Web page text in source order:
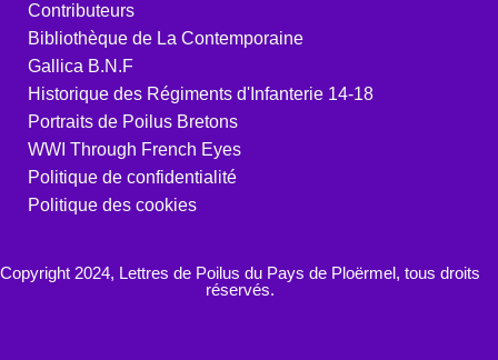
Contributeurs
Bibliothèque de La Contemporaine
Gallica B.N.F
Historique des Régiments d'Infanterie 14-18
Portraits de Poilus Bretons
WWI Through French Eyes
Politique de confidentialité
Politique des cookies
Copyright 2024, Lettres de Poilus du Pays de Ploërmel, tous droits
réservés.